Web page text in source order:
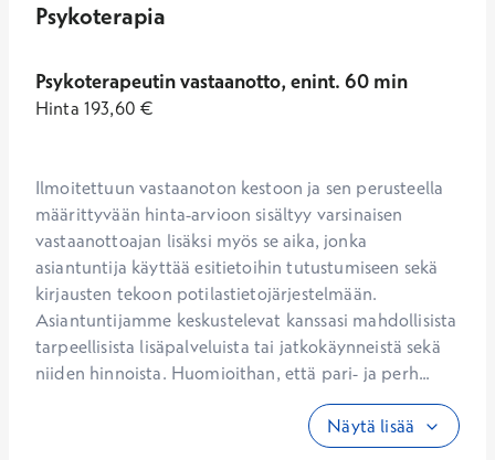
Psykoterapia
Psykoterapeutin vastaanotto, enint. 60 min
Hinta 193,60 €
Ilmoitettuun vastaanoton kestoon ja sen perusteella
määrittyvään hinta-arvioon sisältyy varsinaisen
vastaanottoajan lisäksi myös se aika, jonka
asiantuntija käyttää esitietoihin tutustumiseen sekä
kirjausten tekoon potilastietojärjestelmään.
Asiantuntijamme keskustelevat kanssasi mahdollisista
tarpeellisista lisäpalveluista tai jatkokäynneistä sekä
niiden hinnoista. Huomioithan, että pari- ja perh...
Näytä lisää